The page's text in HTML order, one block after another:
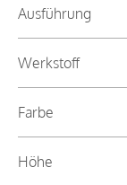
Ausführung
Werkstoff
Farbe
Höhe